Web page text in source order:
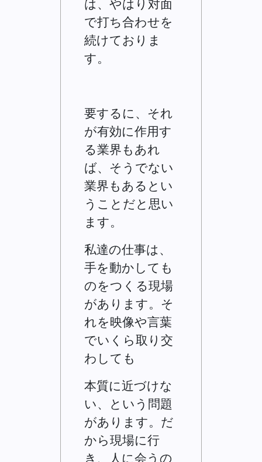
は、やはり対面
で打ち合わせを
続けておりま
す。
要するに、それ
が有効に作用す
る業界もあれ
ば、そうでない
業界もあるとい
うことだと思い
ます。
私達の仕事は、
手を動かしても
のをつくる現場
があります。そ
れを映像や言葉
でいくら取り交
わしても
本質に近づけな
い、という問題
があります。だ
から現場に行
き、人に会うの